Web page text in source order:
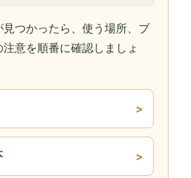
つかったら、使う場所、ブ
意を順番に確認しましょ